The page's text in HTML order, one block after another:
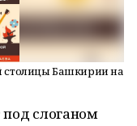
столицы Башкирии на
под слоганом